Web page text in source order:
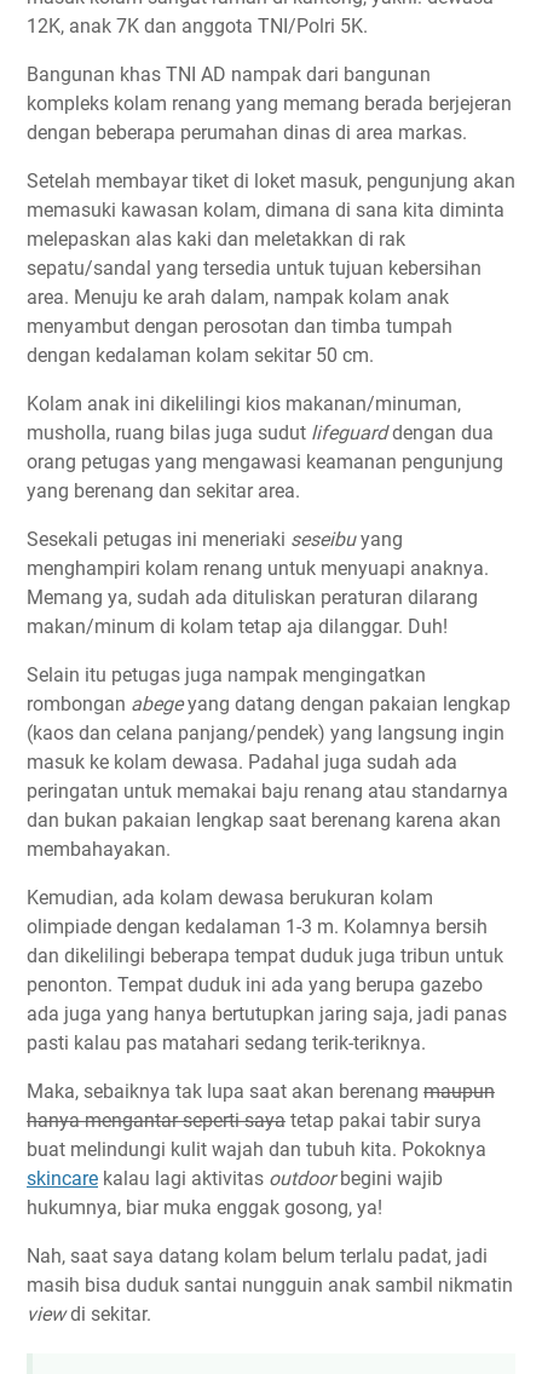
12K, anak 7K dan anggota TNI/Polri 5K.
Bangunan khas TNI AD nampak dari bangunan
kompleks kolam renang yang memang berada berjejeran
dengan beberapa perumahan dinas di area markas.
Setelah membayar tiket di loket masuk, pengunjung akan
memasuki kawasan kolam, dimana di sana kita diminta
melepaskan alas kaki dan meletakkan di rak
sepatu/sandal yang tersedia untuk tujuan kebersihan
area. Menuju ke arah dalam, nampak kolam anak
menyambut dengan perosotan dan timba tumpah
dengan kedalaman kolam sekitar 50 cm.
Kolam anak ini dikelilingi kios makanan/minuman,
musholla, ruang bilas juga sudut lifeguarddengan dua
orang petugas yang mengawasi keamanan pengunjung
yang berenang dan sekitar area.
Sesekali petugas ini meneriaki seseibuyang
menghampiri kolam renang untuk menyuapi anaknya.
Memang ya, sudah ada dituliskan peraturan dilarang
makan/minum di kolam tetap aja dilanggar. Duh!
Selain itu petugas juga nampak mengingatkan
rombongan abegeyang datang dengan pakaian lengkap
(kaos dan celana panjang/pendek) yang langsung ingin
masuk ke kolam dewasa. Padahal juga sudah ada
peringatan untuk memakai baju renang atau standarnya
dan bukan pakaian lengkap saat berenang karena akan
membahayakan.
Kemudian, ada kolam dewasa berukuran kolam
olimpiade dengan kedalaman 1-3 m. Kolamnya bersih
dan dikelilingi beberapa tempat duduk juga tribun untuk
penonton. Tempat duduk ini ada yang berupa gazebo
ada juga yang hanya bertutupkan jaring saja, jadi panas
pasti kalau pas matahari sedang terik-teriknya.
Maka, sebaiknya tak lupa saat akan berenang maupun
hanya mengantar seperti saya tetap pakai tabir surya
buat melindungi kulit wajah dan tubuh kita. Pokoknya
skincare kalau lagi aktivitas outdoorbegini wajib
hukumnya, biar muka enggak gosong, ya!
Nah, saat saya datang kolam belum terlalu padat, jadi
masih bisa duduk santai nungguin anak sambil nikmatin
viewdi sekitar.